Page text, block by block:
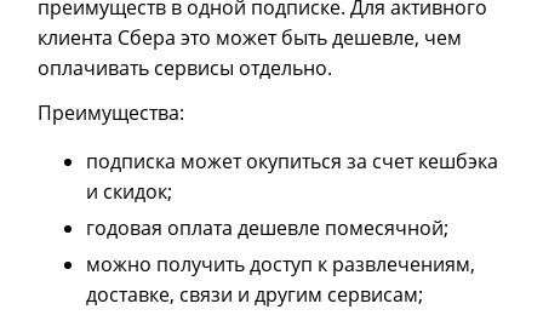
преимуществ в одной подписке. Для активного
клиента Сбера это может быть дешевле, чем
оплачивать сервисы отдельно.
Преимущества:
подписка может окупиться за счет кешбэка
и скидок;
годовая оплата дешевле помесячной;
можно получить доступ к развлечениям,
доставке, связи и другим сервисам;